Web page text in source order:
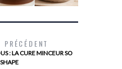
: LA CURE MINCEUR SO
SHAPE